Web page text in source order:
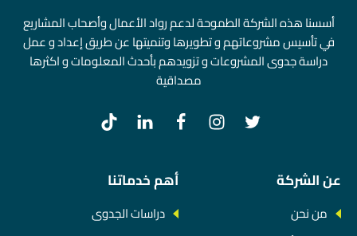
أسسنا هذه الشركة الطموحة لدعم رواد الأعمال وأصحاب المشاريع
في تأسيس مشروعاتهم و تطويرها وتنميتها عن طريق إعداد و عمل
دراسة جدوى المشروعات و تزويدهم بأحدث المعلومات و اكثرها
مصداقية
عن الشركة
من نحن
أهم خدماتنا
دراسات الجدوى